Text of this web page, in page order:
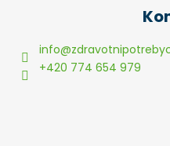
info@
+420 774 654 979